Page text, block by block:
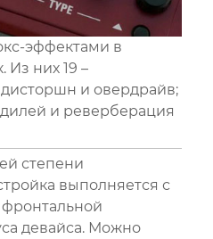
эффектами в
Из них 19 –
дисторшн и овердрайв;
дилей и реверберация
степени
выполняется с
девайса. Можно